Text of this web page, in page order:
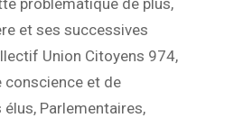
et ses successives
Union Citoyens 974,
conscience et de
Parlementaires,